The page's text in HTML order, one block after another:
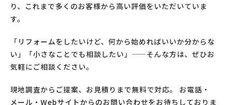
り、これまで多くのお客様から高い評価をいただいていま
す。
「リフォームをしたいけど、何から始めればいいか分からな
い」「小さなことでも相談したい」——そんな方は、ぜひお
気軽にご相談ください。
現地調査からご提案、お見積りまで無料で対応。 お電話・
メール・Webサイトからのお問い合わせをお待ちしておりま